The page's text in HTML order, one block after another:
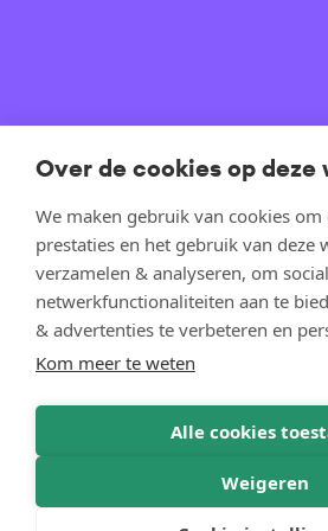
Over de cookies op deze
We maken gebruik van cookies
prestaties en het gebruik van deze
verzamelen & analyseren, om
netwerkfunctionaliteiten aan te
& advertenties te verbeteren en
Kom meer te weten
Alle cookies
Weigeren
Opbouw & accessoires
Huiven & zeilen
Opties